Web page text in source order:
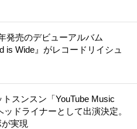
発売のデビューアルバム
is Wide』がレコードリイシュ
スンスン「YouTube Music
ッドライナーとして出演決定。
実現